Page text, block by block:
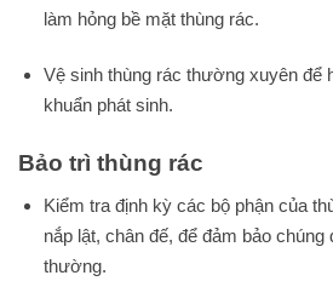
làm hỏng bề mặt thùng rác.
Vệ sinh thùng rác thường xuyên để
khuẩn phát sinh.
Bảo trì thùng rác
Kiểm tra định kỳ các bộ phận của
nắp lật, chân đế, để đảm bảo
thường.